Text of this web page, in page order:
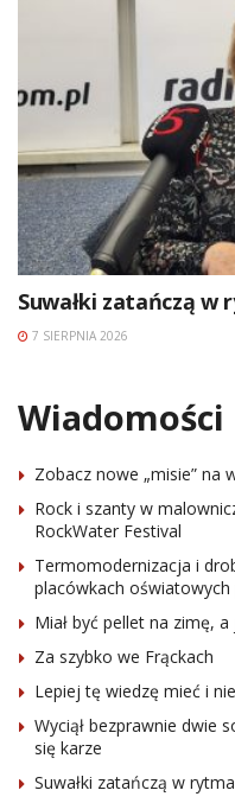
Suwałki zatańczą w
7 SIERPNIA 2026
Wiadomości
Zobacz nowe „misie” na
Rock i szanty w
RockWater Festival
Termomodernizacja i
placówkach oświatowych
Miał być pellet na zimę,
Za szybko we Frąckach
Lepiej tę wiedzę mieć i
Wyciął bezprawnie dwie
się karze
Suwałki zatańczą w